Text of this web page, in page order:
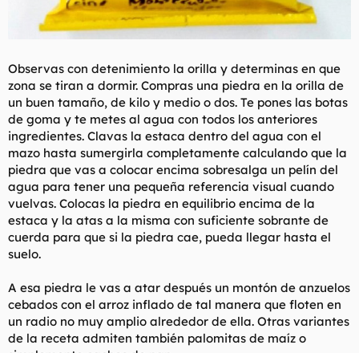
Observas con detenimiento la orilla y determinas en que
zona se tiran a dormir. Compras una piedra en la orilla de
un buen tamaño, de kilo y medio o dos. Te pones las botas
de goma y te metes al agua con todos los anteriores
ingredientes. Clavas la estaca dentro del agua con el
mazo hasta sumergirla completamente calculando que la
piedra que vas a colocar encima sobresalga un pelín del
agua para tener una pequeña referencia visual cuando
vuelvas. Colocas la piedra en equilibrio encima de la
estaca y la atas a la misma con suficiente sobrante de
cuerda para que si la piedra cae, pueda llegar hasta el
suelo.
A esa piedra le vas a atar después un montón de anzuelos
cebados con el arroz inflado de tal manera que floten en
un radio no muy amplio alrededor de ella. Otras variantes
de la receta admiten también palomitas de maíz o